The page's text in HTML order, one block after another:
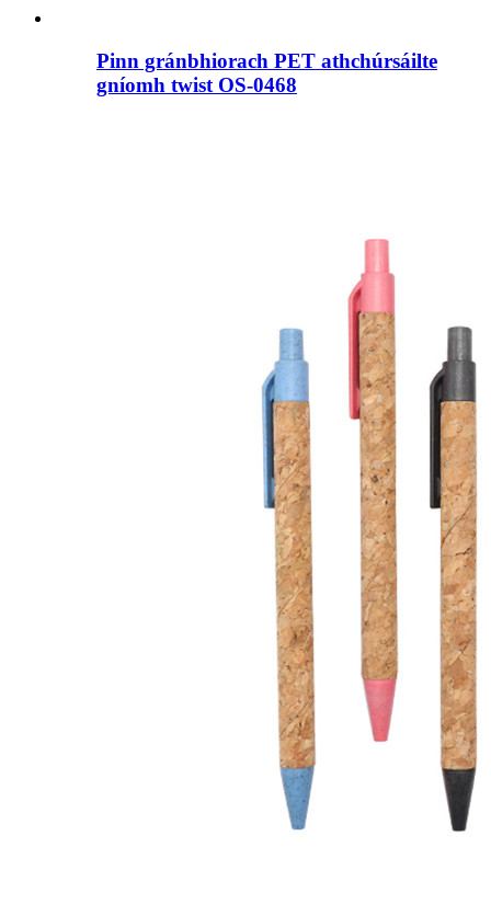
Pinn gránbhiorach PET athchúrsáilte
gníomh twist OS-0468